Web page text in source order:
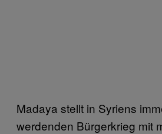
Madaya stellt in Syriens
werdenden Bürgerkrieg mit